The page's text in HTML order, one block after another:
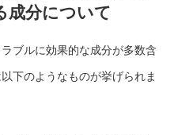
成分について
ブルに効果的な成分が多数含
下のようなものが挙げられま